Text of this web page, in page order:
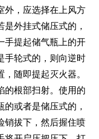
外，应选择在上风方
外挂式储压式的，
手提起储气瓶上的开
手轮式的，则向逆时
随即提起灭火器。
的根部扫射。使用的
或者是储压式的，
销拔下，然后握住喷